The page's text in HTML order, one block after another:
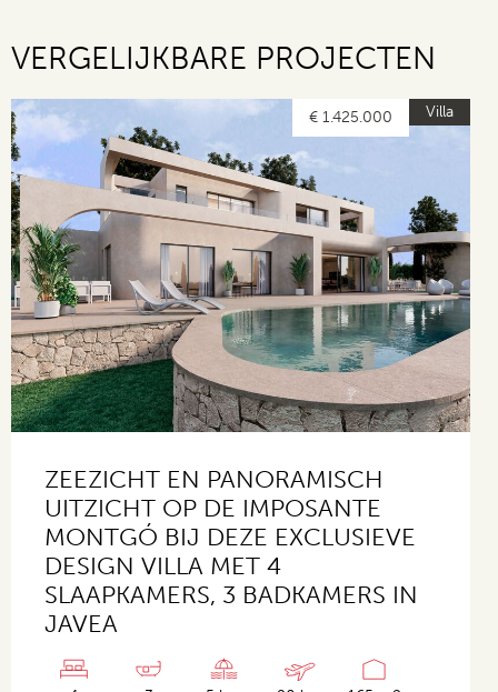
VERGELIJKBARE PROJECTEN
Villa
€ 1.425.000
ZEEZICHT EN PANORAMISCH
UITZICHT OP DE IMPOSANTE
MONTGÓ BIJ DEZE EXCLUSIEVE
DESIGN VILLA MET 4
SLAAPKAMERS, 3 BADKAMERS IN
JAVEA